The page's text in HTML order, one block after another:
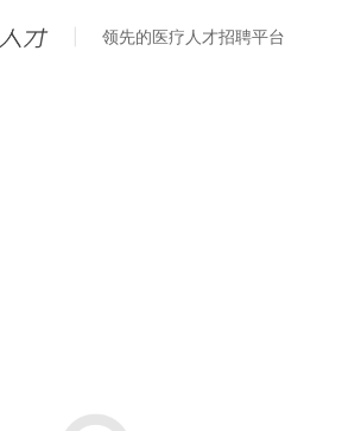
领先的医疗人才招聘平台